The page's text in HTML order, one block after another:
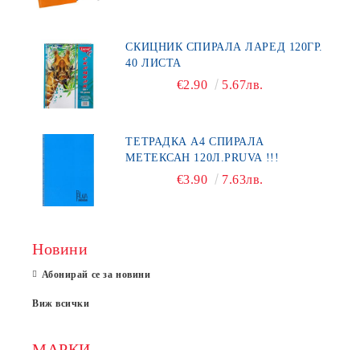
СКИЦНИК СПИРАЛА ЛАРЕД 120ГР.
40 ЛИСТА
€2.90 5.67лв.
ТЕТРАДКА А4 СПИРАЛА
МЕТЕКСАН 120Л.PRUVA !!!
€3.90 7.63лв.
Новини
Абонирай се за новини
Виж всички